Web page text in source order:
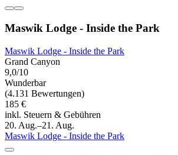
Maswik Lodge - Inside the Park
Maswik Lodge - Inside the Park
Grand Canyon
9,0/10
Wunderbar
(4.131 Bewertungen)
185 €
inkl. Steuern & Gebühren
20. Aug.–21. Aug.
Maswik Lodge - Inside the Park